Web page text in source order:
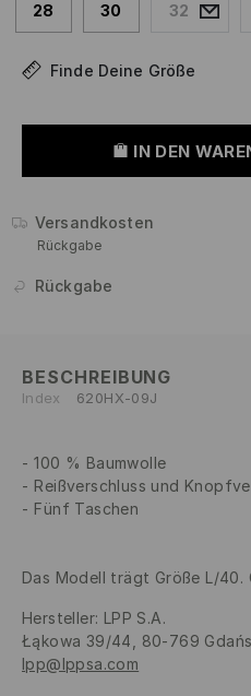
28 30 32
Finde Deine Größe
IN DEN
Versandkosten
Rückgabe
Rückgabe
BESCHREIBUNG
Index 620HX-09J
100 % Baumwolle
Reißverschluss und
Fünf Taschen
Das Modell trägt Größe L/40.
Hersteller: LPP S.A.
Łąkowa 39/44, 80-769
lpp@lppsa.com